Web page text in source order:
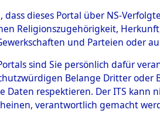
dass dieses Portal über NS-
Religionszugehörigkeit,
und Parteien oder
sind Sie persönlich dafür
Belange Dritter
Daten respektieren. Der ITS
verantwortlich gemacht